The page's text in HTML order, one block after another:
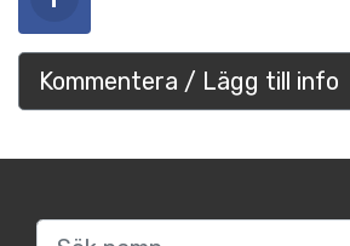
Kommentera / Lägg till info
Sök